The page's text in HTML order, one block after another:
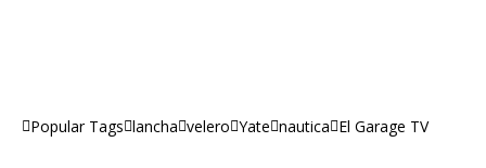
Popular Tags lancha velero Yate nautica El Garage TV